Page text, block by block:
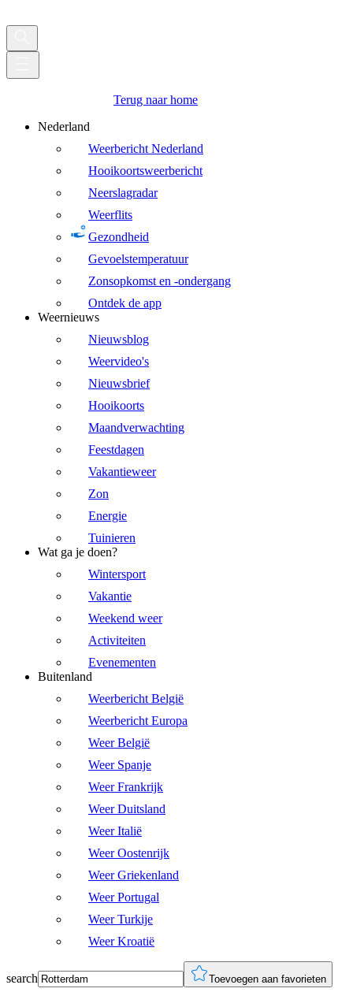
Terug naar home
Nederland
Weerbericht Nederland
Hooikoortsweerbericht
Neerslagradar
Weerflits
Gezondheid
Gevoelstemperatuur
Zonsopkomst en -ondergang
Ontdek de app
Weernieuws
Nieuwsblog
Weervideo's
Nieuwsbrief
Hooikoorts
Maandverwachting
Feestdagen
Vakantieweer
Zon
Energie
Tuinieren
Wat ga je doen?
Wintersport
Vakantie
Weekend weer
Activiteiten
Evenementen
Buitenland
Weerbericht België
Weerbericht Europa
Weer België
Weer Spanje
Weer Frankrijk
Weer Duitsland
Weer Italië
Weer Oostenrijk
Weer Griekenland
Weer Portugal
Weer Turkije
Weer Kroatië
search Toevoegen aan favorieten